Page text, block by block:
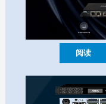
阅读